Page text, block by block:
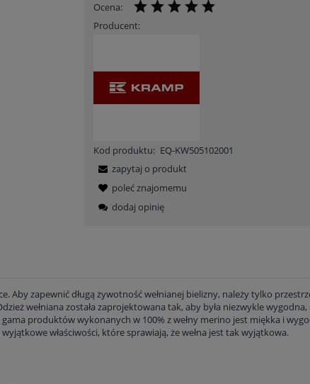
Ocena:
Producent:
Kod produktu: EQ-KW505102001
zapytaj o produkt
poleć znajomemu
dodaj opinię
Aby zapewnić długą żywotność wełnianej bielizny, należy tylko
wełniana została zaprojektowana tak, aby była niezwykle wygodna,
produktów wykonanych w 100% z wełny merino jest miękka i
właściwości, które sprawiają, że wełna jest tak wyjątkowa.